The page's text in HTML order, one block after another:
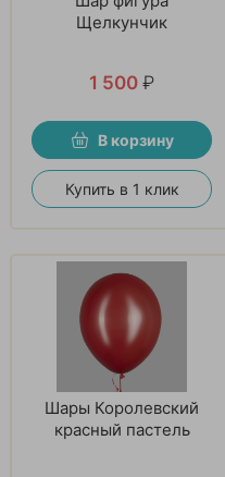
Щелкунчик
1 500 ₽
В корзину
Купить в 1 клик
Шары Королевский
красный пастель